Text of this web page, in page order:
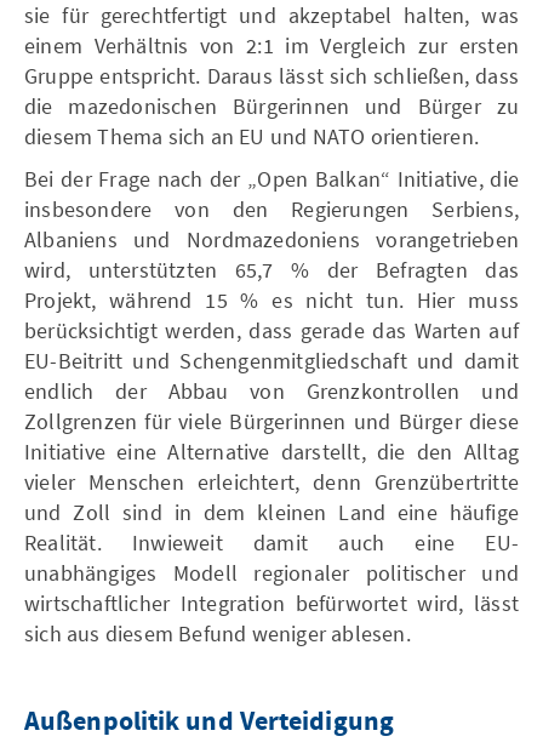
sie für gerechtfertigt und akzeptabel halten, was
einem Verhältnis von 2:1 im Vergleich zur ersten
Gruppe entspricht. Daraus lässt sich schließen, dass
die mazedonischen Bürgerinnen und Bürger zu
diesem Thema sich an EU und NATO orientieren.
Bei der Frage nach der „Open Balkan“ Initiative, die
insbesondere von den Regierungen Serbiens,
Albaniens und Nordmazedoniens vorangetrieben
wird, unterstützten 65,7 % der Befragten das
Projekt, während 15 % es nicht tun. Hier muss
berücksichtigt werden, dass gerade das Warten auf
EU-Beitritt und Schengenmitgliedschaft und damit
endlich der Abbau von Grenzkontrollen und
Zollgrenzen für viele Bürgerinnen und Bürger diese
Initiative eine Alternative darstellt, die den Alltag
vieler Menschen erleichtert, denn Grenzübertritte
und Zoll sind in dem kleinen Land eine häufige
Realität. Inwieweit damit auch eine EU-
unabhängiges Modell regionaler politischer und
wirtschaftlicher Integration befürwortet wird, lässt
sich aus diesem Befund weniger ablesen.
Außenpolitik und Verteidigung